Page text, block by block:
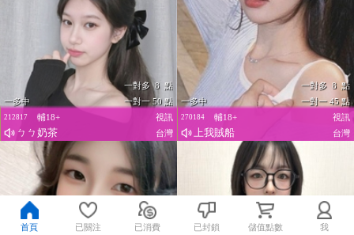
一多中
一對多 8 點
一對一 50 點
輔18+
視訊
212817
ㄅㄅ奶茶 台灣
一多中
一對多 8 點
一對一 45 點
輔18+
視訊
270184
上我賊船 台灣
首頁 已關注 已消費 已封鎖 儲值點數 我